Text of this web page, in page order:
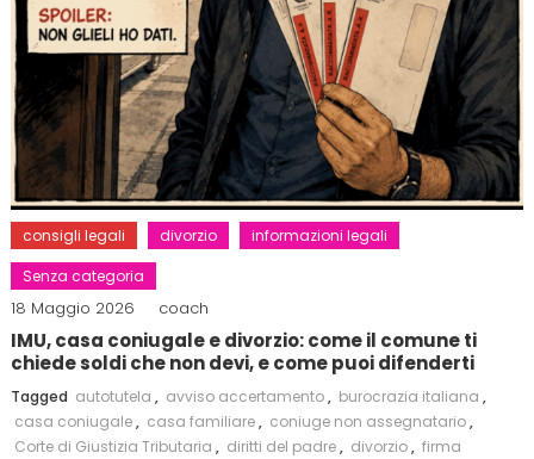
consigli legali divorzio
informazioni legali
Senza categoria
18 Maggio 2026 coach
IMU, casa coniugale e divorzio: come il comune ti
chiede soldi che non devi, e come puoi difenderti
Tagged autotutela , avviso accertamento, burocrazia italiana ,
casa coniugale, casa familiare, coniuge non assegnatario,
Corte di Giustizia Tributaria , diritti del padre, divorzio, firma